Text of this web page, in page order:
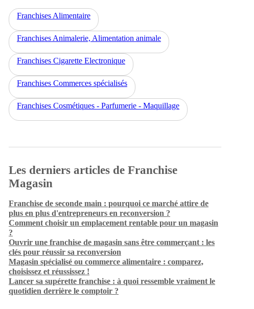
Franchises Alimentaire
Franchises Animalerie, Alimentation animale
Franchises Cigarette Electronique
Franchises Commerces spécialisés
Franchises Cosmétiques - Parfumerie - Maquillage
Les derniers articles de Franchise
Magasin
Franchise de seconde main : pourquoi ce marché attire de
plus en plus d'entrepreneurs en reconversion ?
Comment choisir un emplacement rentable pour un magasin
?
Ouvrir une franchise de magasin sans être commerçant : les
clés pour réussir sa reconversion
Magasin spécialisé ou commerce alimentaire : comparez,
choisissez et réussissez !
Lancer sa supérette franchise : à quoi ressemble vraiment le
quotidien derrière le comptoir ?